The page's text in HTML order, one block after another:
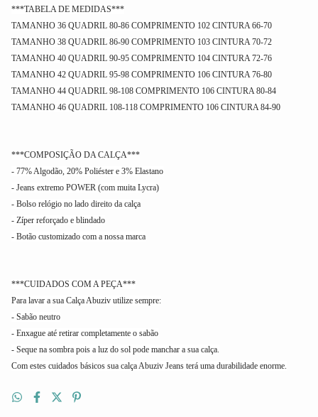
***TABELA DE MEDIDAS***
TAMANHO 36 QUADRIL 80-86 COMPRIMENTO 102 CINTURA 66-70
TAMANHO 38 QUADRIL 86-90 COMPRIMENTO 103 CINTURA 70-72
TAMANHO 40 QUADRIL 90-95 COMPRIMENTO 104 CINTURA 72-76
TAMANHO 42 QUADRIL 95-98 COMPRIMENTO 106 CINTURA 76-80
TAMANHO 44 QUADRIL 98-108 COMPRIMENTO 106 CINTURA 80-84
TAMANHO 46 QUADRIL 108-118 COMPRIMENTO 106 CINTURA 84-90
***COMPOSIÇÃO DA CALÇA***
- 77% Algodão, 20% Poliéster e 3% Elastano
- Jeans extremo POWER (com muita Lycra)
- Bolso relógio no lado direito da calça
- Zíper reforçado e blindado
- Botão customizado com a nossa marca
***CUIDADOS COM A PEÇA***
Para lavar a sua Calça Abuziv utilize sempre:
- Sabão neutro
- Enxague até retirar completamente o sabão
- Seque na sombra pois a luz do sol pode manchar a sua calça.
Com estes cuidados básicos sua calça Abuziv Jeans terá uma durabilidade enorme.